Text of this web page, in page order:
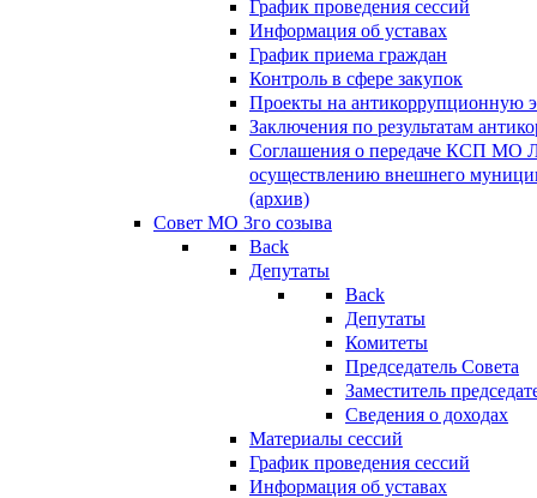
График проведения сессий
Информация об уставах
График приема граждан
Контроль в сфере закупок
Проекты на антикоррупционную
Заключения по результатам
Соглашения о передаче КСП МО
осуществлению внешнего
(архив)
Совет МО 3го созыва
Back
Депутаты
Back
Депутаты
Комитеты
Председатель Совета
Заместитель
Сведения о доходах
Материалы сессий
График проведения сессий
Информация об уставах